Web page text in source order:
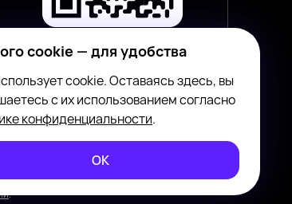
Наведите камеру смартфона,
пользователями с целью
.
cookie — для удобства
cookie. Оставаясь здесь, вы
с их использованием согласно
конфиденциальности.
ОК